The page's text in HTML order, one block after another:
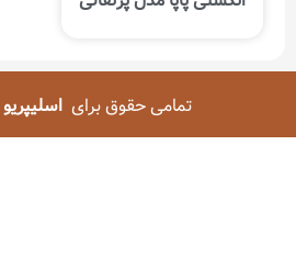
تمامی حقوق برایاسلیپریو